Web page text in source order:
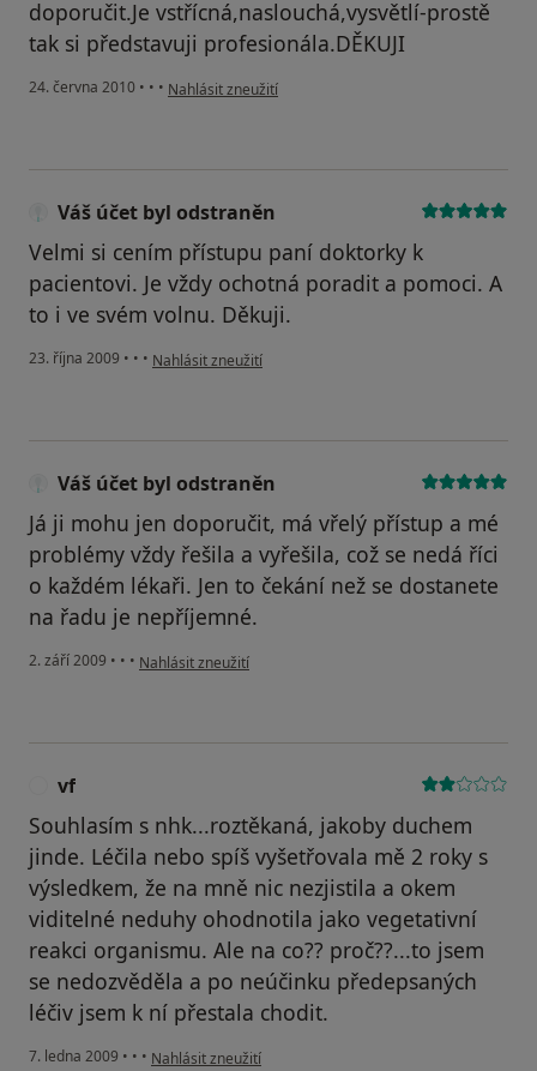
doporučit.Je vstřícná,naslouchá,vysvětlí-prostě
tak si představuji profesionála.DĚKUJI
24. června 2010 • • • podle názoru uživatele Pacient
Nahlásit zneužití
Váš účet byl odstraněn
Velmi si cením přístupu paní doktorky k
pacientovi. Je vždy ochotná poradit a pomoci. A
to i ve svém volnu. Děkuji.
23. října 2009 • • • podle názoru uživatele Váš účet byl odstraněn
Nahlásit zneužití
Váš účet byl odstraněn
Já ji mohu jen doporučit, má vřelý přístup a mé
problémy vždy řešila a vyřešila, což se nedá říci
o každém lékaři. Jen to čekání než se dostanete
na řadu je nepříjemné.
2. září 2009 • • • podle názoru uživatele Váš účet byl odstraněn
Nahlásit zneužití
vf
Souhlasím s nhk...roztěkaná, jakoby duchem
jinde. Léčila nebo spíš vyšetřovala mě 2 roky s
výsledkem, že na mně nic nezjistila a okem
viditelné neduhy ohodnotila jako vegetativní
reakci organismu. Ale na co?? proč??...to jsem
se nedozvěděla a po neúčinku předepsaných
léčiv jsem k ní přestala chodit.
7. ledna 2009 • • • podle názoru uživatele vf
Nahlásit zneužití